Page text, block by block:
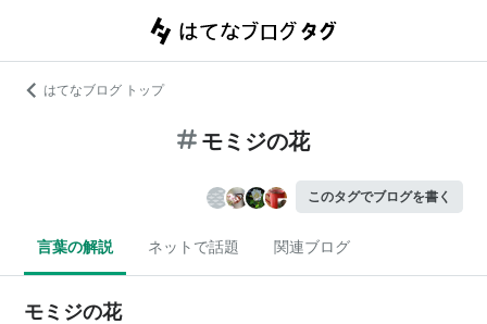
はてなブログ トップ
モミジの花
このタグでブログを書く
言葉の解説 ネットで話題 関連ブログ
モミジの花